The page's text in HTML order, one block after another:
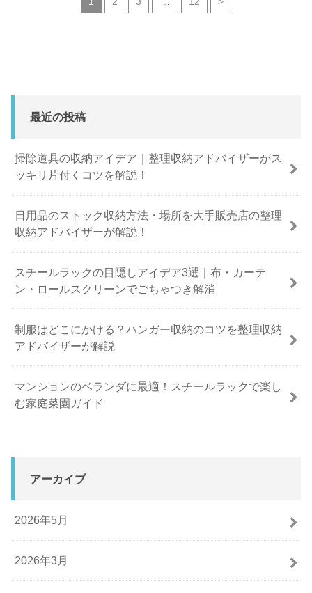
最近の投稿
掃除道具の収納アイデア｜整理収納アドバイザーがス
ッキリ片付くコツを解説！
日用品のストック収納方法・場所を大手販売店の整理
収納アドバイザーが解説！
スチールラックの目隠しアイデア3選｜布・カーテ
ン・ロールスクリーンでごちゃつき解消
制服はどこにかける？ハンガー収納のコツを整理収納
アドバイザーが解説
マンションのベランダに最適！スチールラックで楽し
む家庭菜園ガイド
アーカイブ
2026年5月
2026年3月